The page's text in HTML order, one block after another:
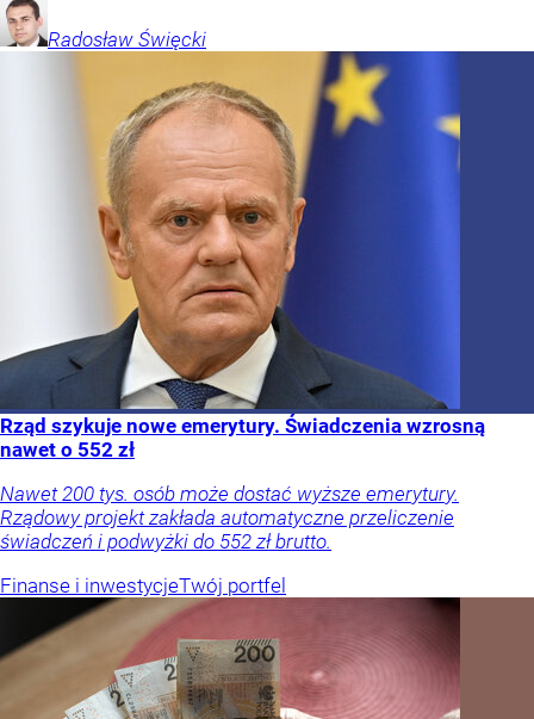
Radosław Święcki
Rząd szykuje nowe emerytury. Świadczenia wzrosną
nawet o 552 zł
Nawet 200 tys. osób może dostać wyższe emerytury.
Rządowy projekt zakłada automatyczne przeliczenie
świadczeń i podwyżki do 552 zł brutto.
Finanse i inwestycjeTwój portfel